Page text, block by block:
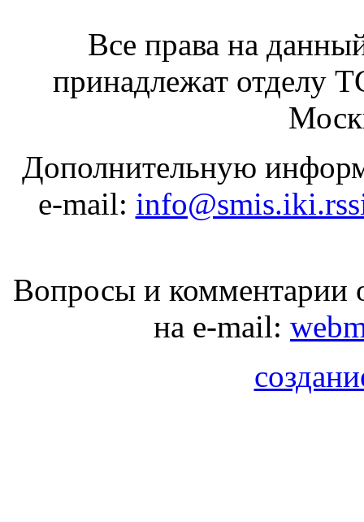
Все права на
принадлежат
Дополнительную
e-mail:
Вопросы и комментарии
на e-mail: